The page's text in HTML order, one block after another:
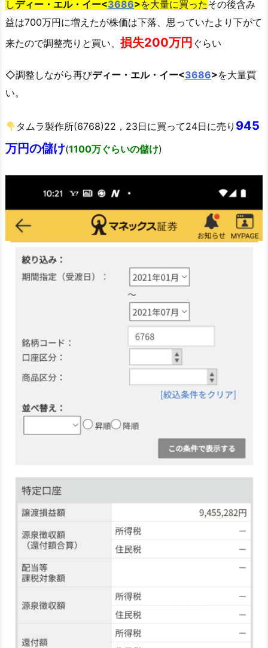
しディー・エル・イー<3686>を大量に買ったその後含み
益は700万円に増えたが株価は下落、思っていたより下がて
来たので調整売りと買い、 損失200万円 ぐらい
◇調整しながら再びディー・エル・イー<3686>を大量買
い。
タムラ製作所(6768)22，23日に買って24日に売り 945
万円の儲け(1100万ぐらいの儲け)